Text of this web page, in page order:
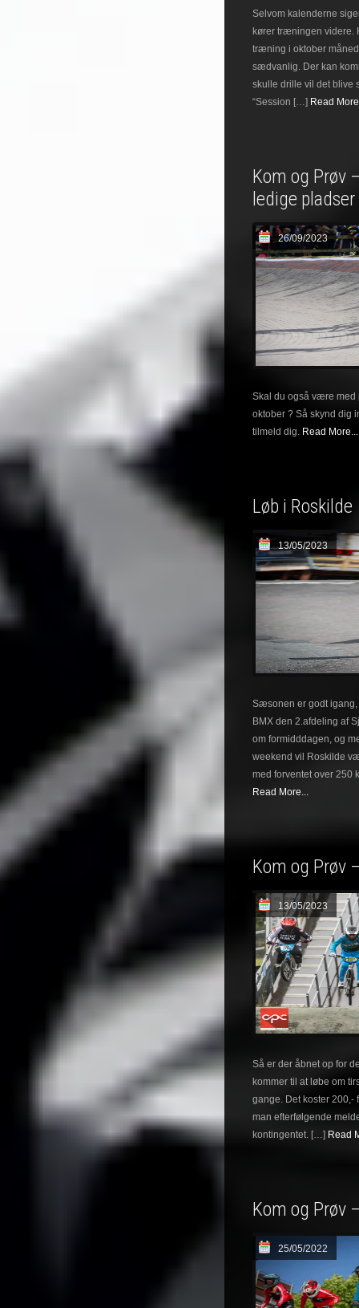
Selvom kalenderne
kører træningen videre.
træning i oktober
sædvanlig. Der kan
skulle drille vil det blive
“Session […] Read
Kom og Prøv
ledige pladser
26/09/2023
Skal du også være
oktober ? Så skynd dig
tilmeld dig. Read More...
Løb i Roskilde
13/05/2023
Sæsonen er godt
BMX den 2.afdeling af
om formidddagen, og
weekend vil Roskilde
med forventet over 250
Read More...
Kom og Prøv
13/05/2023
Så er der åbnet op for
kommer til at løbe om
gange. Det koster 200,-
man efterfølgende
kontingentet. […] Read
Kom og Prøv
25/05/2022